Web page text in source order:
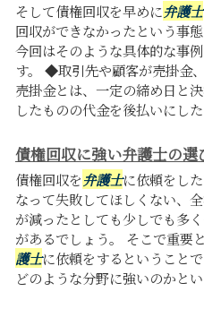
そして債権回収を早めに弁護士
回収ができなかったという事
今回はそのような具体的な事
す。 ◆取引先や顧客が売掛金
売掛金とは、一定の締め日と
したものの代金を後払いにし
債権回収に強い弁護士の選
債権回収を弁護士に依頼をし
なって失敗してほしくない、
が減ったとしても少しでも多
があるでしょう。 そこで重要
護士に依頼をするということで
どのような分野に強いのかと